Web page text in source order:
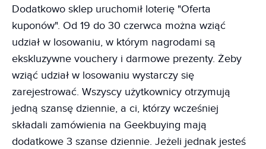
Dodatkowo sklep uruchomił loterię "Oferta
kuponów". Od 19 do 30 czerwca można wziąć
udział w losowaniu, w którym nagrodami są
ekskluzywne vouchery i darmowe prezenty. Żeby
wziąć udział w losowaniu wystarczy się
zarejestrować. Wszyscy użytkownicy otrzymują
jedną szansę dziennie, a ci, którzy wcześniej
składali zamówienia na Geekbuying mają
dodatkowe 3 szanse dziennie. Jeżeli jednak jesteś